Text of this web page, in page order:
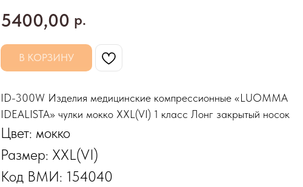
5400,00 р.
В КОРЗИНУ
ID-300W Изделия медицинские компрессионные «LUOMMA
IDEALISTA» чулки мокко XXL(VI) 1 класс Лонг закрытый носок
Цвет: мокко
Размер: XXL(VI)
Код ВМИ: 154040